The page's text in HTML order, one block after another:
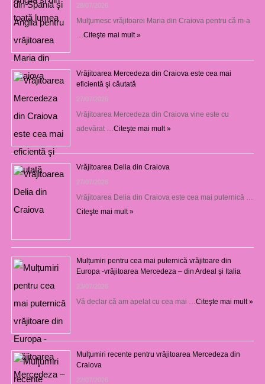
28/07/2026
Mulţumesc vrăjitoarei Maria din Craiova pentru că m-a
Citeşte mai mult »
Vrăjitoarea Mercedeza din Craiova este cea mai
eficientă şi căutată
27/07/2026
Vrăjitoarea Mercedeza din Craiova vine este cu
adevărat … Citeşte mai mult »
Vrăjitoarea Delia din Craiova
27/07/2026
Vrăjitoarea Delia din Craiova este cea mai puternică …
Citeşte mai mult »
Mulțumiri pentru cea mai puternică vrăjitoare din
Europa -vrăjitoarea Mercedeza – din Ardeal și Italia
23/07/2026
Vă declar că am apelat cu cea mai … Citeşte mai mult »
Mulţumiri recente pentru vrăjitoarea Mercedeza din
Craiova
22/07/2026